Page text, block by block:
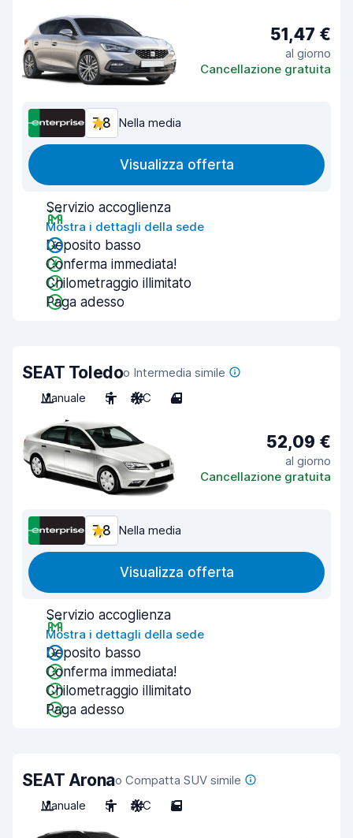
51,47 €
al giorno
Cancellazione gratuita
7,8 Nella media
Visualizza offerta
Servizio accoglienza
Mostra i dettagli della sede
Deposito basso
Conferma immediata!
Chilometraggio illimitato
Paga adesso
SEAT Toledoo Intermedia simile
Manuale
5 A/C 4
52,09 €
al giorno
Cancellazione gratuita
7,8 Nella media
Visualizza offerta
Servizio accoglienza
Mostra i dettagli della sede
Deposito basso
Conferma immediata!
Chilometraggio illimitato
Paga adesso
SEAT Aronao Compatta SUV simile
Manuale
5 A/C 5